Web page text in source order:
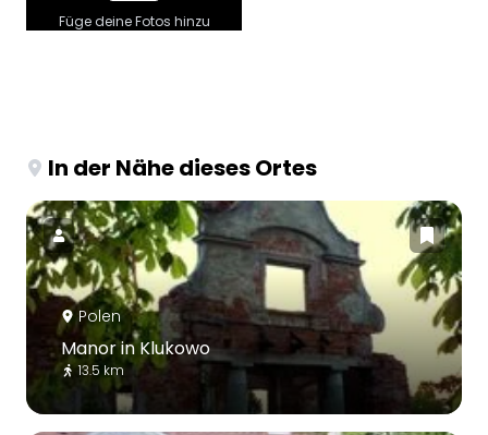
Füge deine Fotos hinzu
In der Nähe dieses Ortes
Polen
Manor in Klukowo
13.5 km